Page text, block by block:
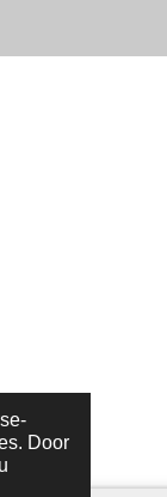
Door